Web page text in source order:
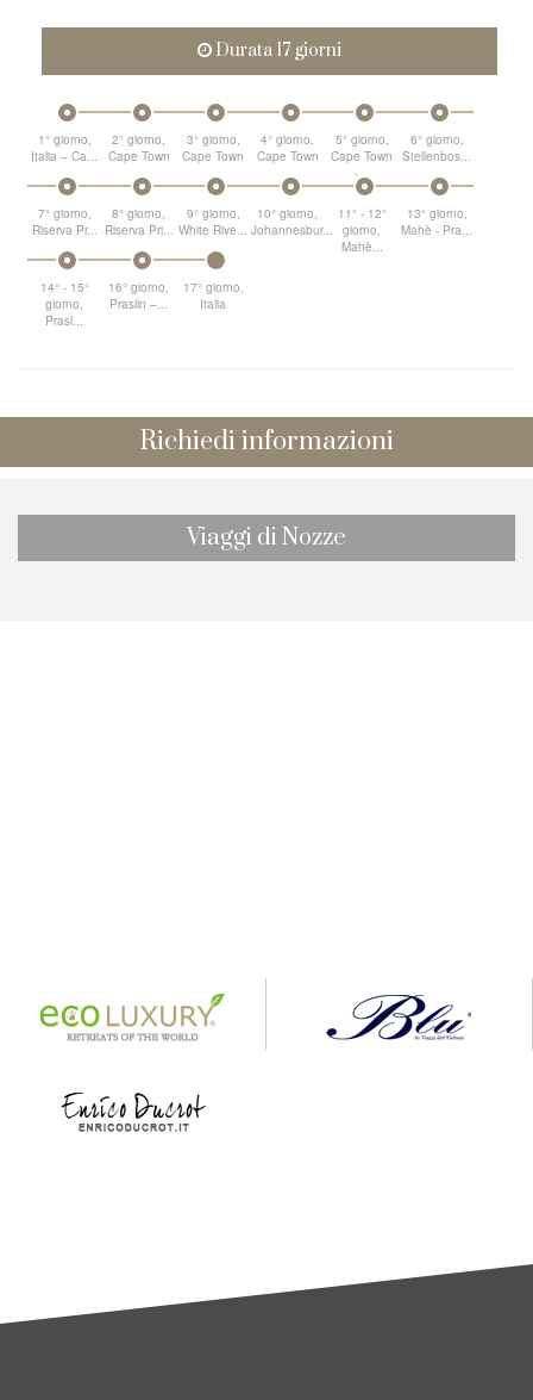
Durata 17 giorni
1° giorno,
Italia – Ca...
2° giorno,
Cape Town
3° giorno,
Cape Town
4° giorno,
Cape Town
5° giorno,
Cape Town
-...
6° giorno,
Stellenbos...
7° giorno,
Riserva Pr...
8° giorno,
Riserva Pri...
9° giorno,
White Rive...
10° giorno,
Johannesbur...
11° - 12°
giorno,
Mahè...
13° giorno,
Mahè - Pra...
14° - 15°
giorno,
Prasl...
16° giorno,
Praslin –...
17° giorno,
Italia
Richiedi informazioni
Viaggi di Nozze